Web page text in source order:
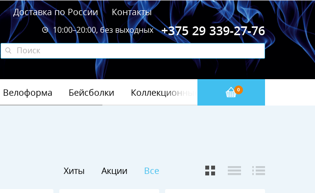
Доставка по России Контакты
+375 29 339-27-76
10:00–20:00, без выходных
0
Велоформа Бейсболки Коллекционные значки
Хиты Акции Все